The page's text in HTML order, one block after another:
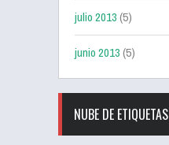
julio 2013(5)
junio 2013(5)
NUBE DE ETIQUETAS